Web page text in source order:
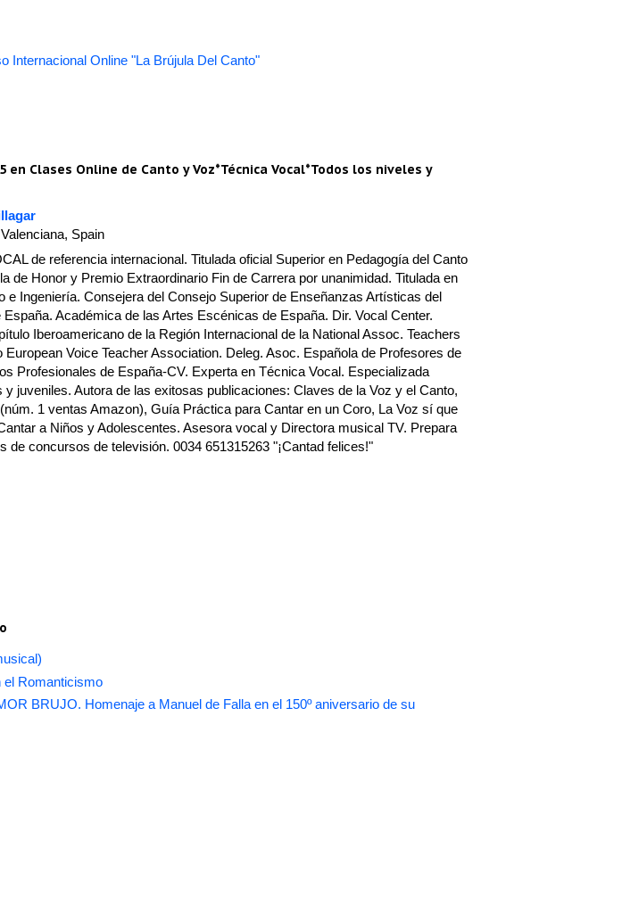
Internacional Online "La Brújula Del Canto"
en Clases Online de Canto y Voz*Técnica Vocal*Todos los niveles y
Spain
de referencia internacional. Titulada oficial Superior en Pedagogía del Canto
de Honor y Premio Extraordinario Fin de Carrera por unanimidad. Titulada en
e Ingeniería. Consejera del Consejo Superior de Enseñanzas Artísticas del
Académica de las Artes Escénicas de España. Dir. Vocal Center.
Iberoamericano de la Región Internacional de la National Assoc. Teachers
Voice Teacher Association. Deleg. Asoc. Española de Profesores de
Profesionales de España-CV. Experta en Técnica Vocal. Especializada
juveniles. Autora de las exitosas publicaciones: Claves de la Voz y el Canto,
1 ventas Amazon), Guía Práctica para Cantar en un Coro, La Voz sí que
a Niños y Adolescentes. Asesora vocal y Directora musical TV. Prepara
de concursos de televisión. 0034 651315263 "¡Cantad felices!"
Romanticismo
BRUJO. Homenaje a Manuel de Falla en el 150º aniversario de su